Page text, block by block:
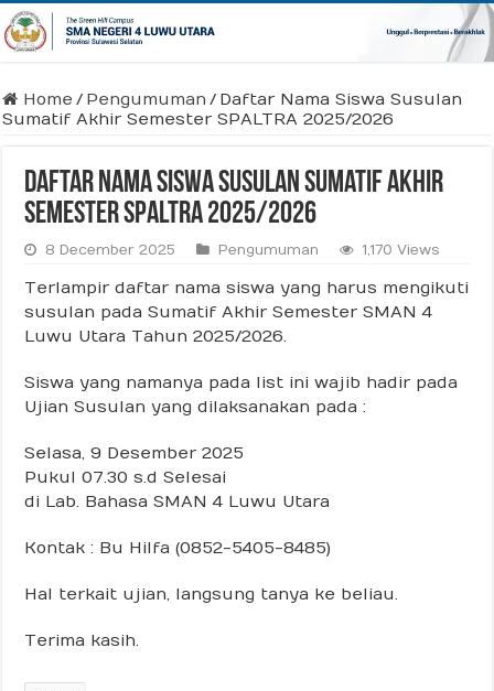
Home / Pengumuman / Daftar Nama Siswa Susulan
Sumatif Akhir Semester SPALTRA 2025/2026
Daftar Nama Siswa Susulan Sumatif Akhir
Semester SPALTRA 2025/2026
8 December 2025 Pengumuman 1,170 Views
Terlampir daftar nama siswa yang harus mengikuti
susulan pada Sumatif Akhir Semester SMAN 4
Luwu Utara Tahun 2025/2026.
Siswa yang namanya pada list ini wajib hadir pada
Ujian Susulan yang dilaksanakan pada :
Selasa, 9 Desember 2025
Pukul 07.30 s.d Selesai
di Lab. Bahasa SMAN 4 Luwu Utara
Kontak : Bu Hilfa (0852-5405-8485)
Hal terkait ujian, langsung tanya ke beliau.
Terima kasih.